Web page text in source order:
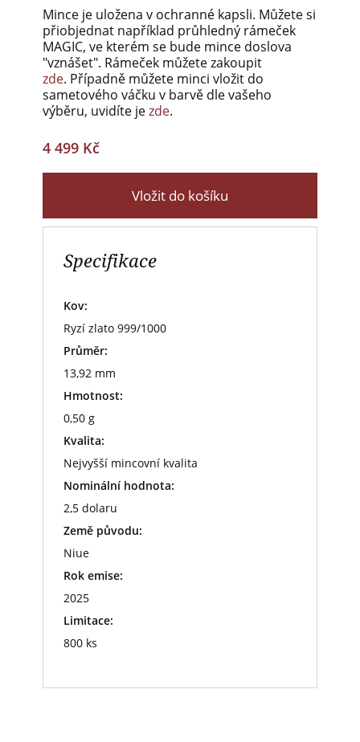
Mince je uložena v ochranné kapsli. Můžete si
přiobjednat například průhledný rámeček
MAGIC, ve kterém se bude mince doslova
"vznášet". Rámeček můžete zakoupit
zde. Případně můžete minci vložit do
sametového váčku v barvě dle vašeho
výběru, uvidíte jezde.
4 499 Kč
Vložit do košíku
Specifikace
Kov:
Ryzí zlato 999/1000
Průměr:
13,92 mm
Hmotnost:
0,50 g
Kvalita:
Nejvyšší mincovní kvalita
Nominální hodnota:
2,5 dolaru
Země původu:
Niue
Rok emise:
2025
Limitace:
800 ks